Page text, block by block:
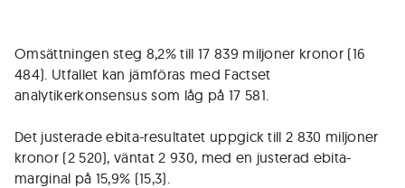
Omsättningen steg 8,2% till 17 839 miljoner kronor (16
484). Utfallet kan jämföras med Factset
analytikerkonsensus som låg på 17 581.
Det justerade ebita-resultatet uppgick till 2 830 miljoner
kronor (2 520), väntat 2 930, med en justerad ebita-
marginal på 15,9% (15,3).